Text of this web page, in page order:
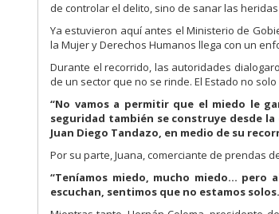
de controlar el delito, sino de sanar las
Ya estuvieron aquí antes el Ministerio de
la Mujer y Derechos Humanos llega con un
Durante el recorrido, las autoridades
de un sector que no se rinde. El Estado no
“No vamos a permitir que el miedo le
seguridad también se construye desde
Juan Diego Tandazo, en medio de su
Por su parte, Juana, comerciante de prendas
“Teníamos miedo, mucho miedo…
escuchan, sentimos que no estamos